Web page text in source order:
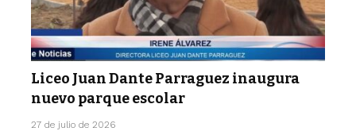
Liceo Juan Dante Parraguez inaugura
nuevo parque escolar
27 de julio de 2026